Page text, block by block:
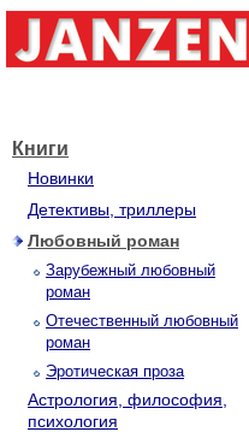
Книги
Новинки
Детективы, триллеры
Любовный роман
Зарубежный любовный
роман
Отечественный любовный
роман
Эротическая проза
Астрология, философия,
психология